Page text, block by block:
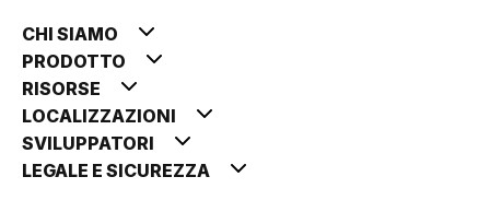
CHI SIAMO
PRODOTTO
RISORSE
LOCALIZZAZIONI
SVILUPPATORI
LEGALE E SICUREZZA